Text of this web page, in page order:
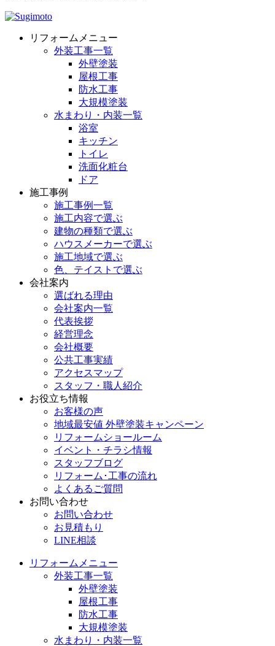
リフォームメニュー
外装工事一覧
外壁塗装
屋根工事
防水工事
大規模塗装
水まわり・内装一覧
浴室
キッチン
トイレ
洗面化粧台
ドア
施工事例
施工事例一覧
施工内容で選ぶ
建物の種類で選ぶ
ハウスメーカーで選ぶ
施工地域で選ぶ
色、テイストで選ぶ
会社案内
選ばれる理由
会社案内一覧
代表挨拶
経営理念
会社概要
公共工事実績
アクセスマップ
スタッフ・職人紹介
お役立ち情報
お客様の声
地域最安値 外壁塗装キャンペーン
リフォームショールーム
イベント・チラシ情報
スタッフブログ
リフォーム･工事の流れ
よくあるご質問
お問い合わせ
お問い合わせ
お見積もり
LINE相談
リフォームメニュー
外装工事一覧
外壁塗装
屋根工事
防水工事
大規模塗装
水まわり・内装一覧